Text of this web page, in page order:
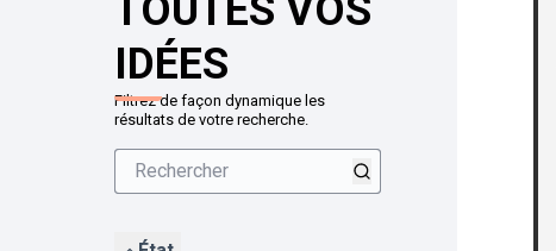
TOUTES VOS
IDÉES
Filtrez de façon dynamique les
résultats de votre recherche.